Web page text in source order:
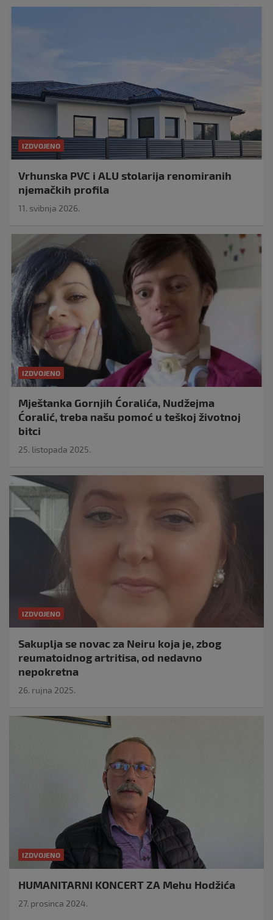
IZDVOJENO
Vrhunska PVC i ALU stolarija renomiranih
njemačkih profila
11. svibnja 2026.
IZDVOJENO
Mještanka Gornjih Ćoralića, Nudžejma
Ćoralić, treba našu pomoć u teškoj životnoj
bitci
25. listopada 2025.
IZDVOJENO
Sakuplja se novac za Neiru koja je, zbog
reumatoidnog artritisa, od nedavno
nepokretna
26. rujna 2025.
IZDVOJENO
HUMANITARNI KONCERT ZA Mehu Hodžića
27. prosinca 2024.